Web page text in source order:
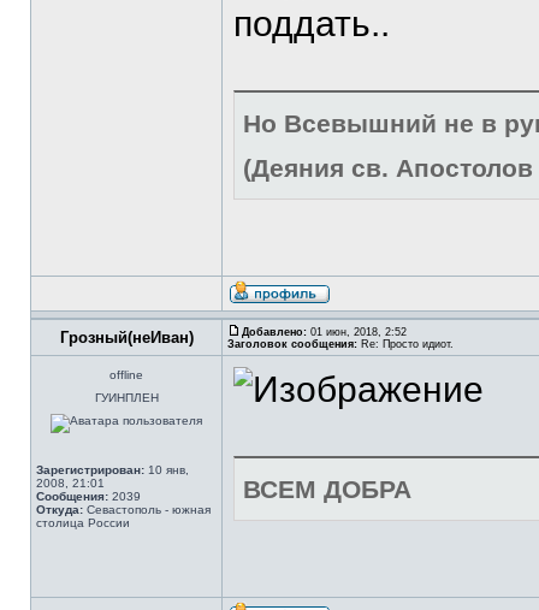
поддать..
Но Всевышний не в
(Деяния св. Апостолов
Грозный(неИван) Добавлено: 01 июн, 2018, 2:52
Заголовок сообщения: Re: Просто идиот.
offline
ГУИНПЛЕН
Зарегистрирован: 10 янв,
2008, 21:01
Сообщения: 2039
Откуда: Севастополь - южная
столица России
ВСЕМ ДОБРА